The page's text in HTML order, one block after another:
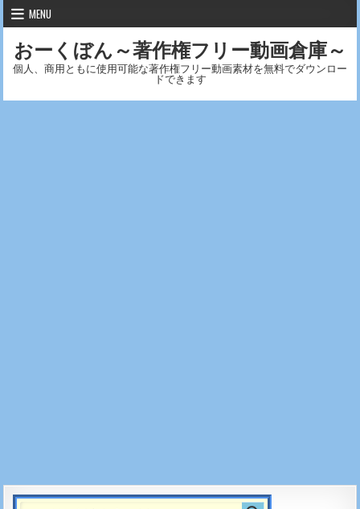
Skip to content
MENU
おーくぼん～著作権フリー動画倉庫～
個人、商用ともに使用可能な著作権フリー動画素材を無料でダウンロー
ドできます